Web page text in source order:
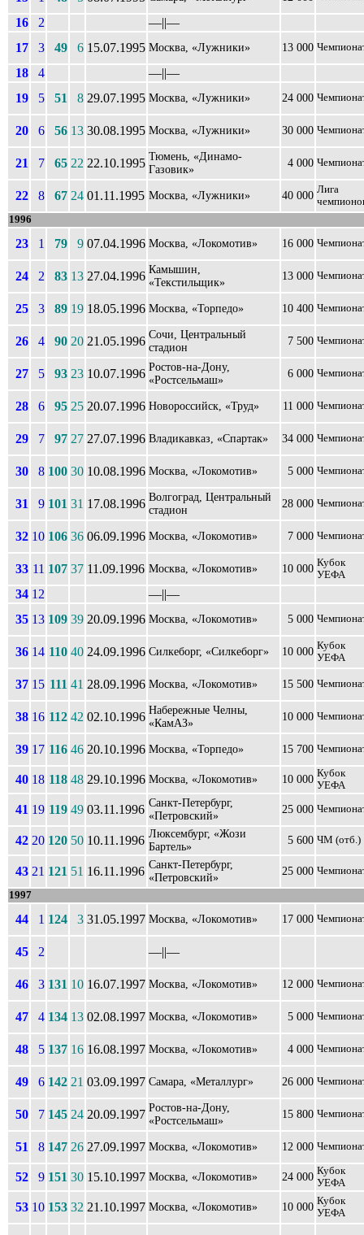
16 2
––||––
17
3 49 6 15.07.1995 Москва, «Лужники» 13 000
18 4
––||––
19
5 51 8 29.07.1995 Москва, «Лужники» 24 000
20 6 56 13 30.08.1995 Москва, «Лужники» 30 000
21 7 65 22 22.10.1995 Тюмень, «Динамо-
Газовик»
4 000
22 8 67 24 01.11.1995 Москва, «Лужники» 40 000 Лига
1996
23 1 79 9 07.04.1996 Москва, «Локомотив» 16 000
24 2 83 13 27.04.1996 Камышин,
«Текстильщик»
13 000
25 3 89 19 18.05.1996 Москва, «Торпедо» 10 400
26 4 90 20 21.05.1996 Сочи, Центральный
стадион
7 500
27 5 93 23 10.07.1996 Ростов-на-Дону,
«Ростсельмаш»
6 000
28 6 95 25 20.07.1996 Новороссийск, «Труд» 11 000
29 7 97 27 27.07.1996 Владикавказ, «Спартак» 34 000
30 8 100 30 10.08.1996 Москва, «Локомотив» 5 000
31 9 101 31 17.08.1996 Волгоград, Центральный
стадион
28 000
32 10 106 36 06.09.1996 Москва, «Локомотив» 7 000
33 11 107 37 11.09.1996 Москва, «Локомотив» 10 000 Кубок
УЕФА
34 12
––||––
35 13 109 39 20.09.1996 Москва, «Локомотив» 5 000
36 14 110 40 24.09.1996 Силкеборг, «Силкеборг» 10 000 Кубок
УЕФА
37 15 111 41 28.09.1996 Москва, «Локомотив» 15 500
38 16 112 42 02.10.1996 Набережные Челны,
«КамАЗ»
10 000
39 17 116 46 20.10.1996 Москва, «Торпедо» 15 700
40 18 118 48 29.10.1996 Москва, «Локомотив» 10 000 Кубок
УЕФА
41 19 119 49 03.11.1996 Санкт-Петербург,
«Петровский»
25 000
42 20 120 50 10.11.1996 Люксембург, «Жози
Бартель»
5 600 ЧМ (отб.)
43 21 121 51 16.11.1996 Санкт-Петербург,
«Петровский»
25 000
1997
44 1 124 3 31.05.1997 Москва, «Локомотив» 17 000
45 2 ––||––
46 3 131 10 16.07.1997 Москва, «Локомотив» 12 000
47 4 134 13 02.08.1997 Москва, «Локомотив» 5 000
48 5 137 16 16.08.1997 Москва, «Локомотив» 4 000
49 6 142 21 03.09.1997 Самара, «Металлург» 26 000
50 7 145 24 20.09.1997 Ростов-на-Дону,
«Ростсельмаш»
15 800
51 8 147 26 27.09.1997 Москва, «Локомотив» 12 000
52 9 151 30 15.10.1997 Москва, «Локомотив» 24 000 Кубок
УЕФА
53 10 153 32 21.10.1997 Москва, «Локомотив» 10 000 Кубок
УЕФА